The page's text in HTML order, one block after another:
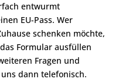
entwurmt
EU-Pass. Wer
schenken möchte,
Formular ausfüllen
Fragen und
dann telefonisch.